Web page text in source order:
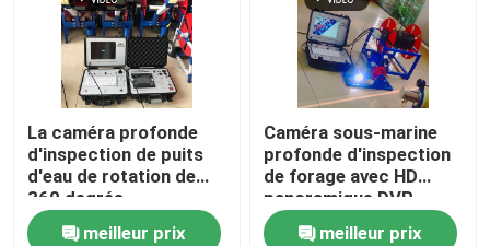
Diagraphie géophysique
Caméra d'inspection de forage
Mètre de niveau d'eau de forage
Inclinomètre de forage
La caméra profonde
d'inspection de puits
d'eau de rotation de
360 degrés
imperméabilisent/imperméable
meilleur prix
Caméra sous-marine
profonde d'inspection
de forage avec HD
panoramique DVR
meilleur prix